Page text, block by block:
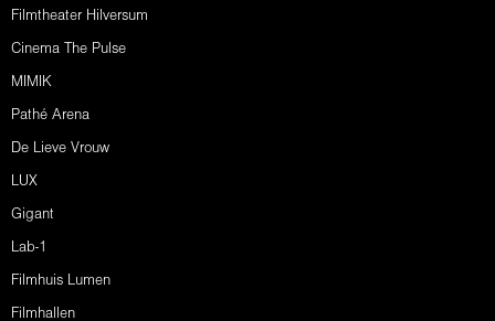
Filmtheater Hilversum
Cinema The Pulse
MIMIK
Pathé Arena
De Lieve Vrouw
LUX
Gigant
Lab-1
Filmhuis Lumen
Filmhallen